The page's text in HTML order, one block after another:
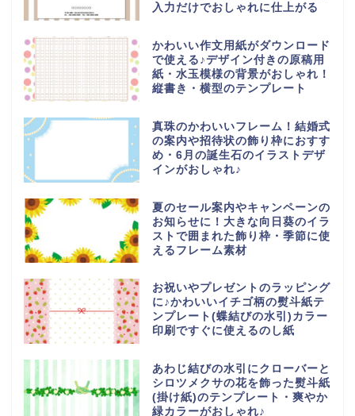
入力だけでおしゃれに仕上がる
かわいい作文用紙がダウンロード
で使える♪デザイン付きの原稿用
紙・水玉模様の背景がおしゃれ！
縦書き・横型のテンプレート
真珠のかわいいフレーム！結婚式
の案内や招待状の飾り枠におすす
め・6月の誕生石のイラストデザ
インがおしゃれ♪
夏のセール案内やキャンペーンの
お知らせに！大きな向日葵のイラ
ストで囲まれた飾り枠・季節に使
えるフレーム素材
お祝いやプレゼントのラッピング
に♪かわいいイチゴ柄の熨斗紙テ
ンプレート(蝶結びの水引)カラー
印刷ですぐに使えるのし紙
あわじ結びの水引にクローバーと
シロツメクサの花を飾った熨斗紙
(掛け紙)のテンプレート・爽やか
緑カラーがおしゃれ♪